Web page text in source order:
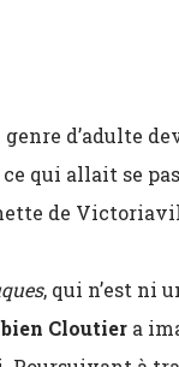
genre d’adulte
qui allait se
de
, qui n’est ni
Cloutiera